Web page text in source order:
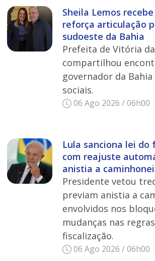
Sheila Lemos
reforça articulação
sudoeste da Bahia
Prefeita de Vitória
compartilhou
governador da Bahia
sociais.
06 Ago 2026 / 06h00
Lula sanciona lei
com reajuste
anistia a
Presidente vetou
previam anistia a
envolvidos nos
mudanças nas
fiscalização.
06 Ago 2026 / 06h00